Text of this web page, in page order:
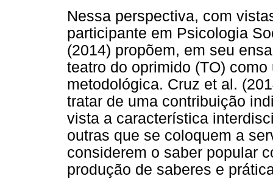
Nessa perspectiva, com
participante em Psicologia
(2014) propõem, em seu
teatro do oprimido (TO)
metodológica. Cruz et al.
tratar de uma contribuição
vista a característica
outras que se coloquem a
considerem o saber popular
produção de saberes e